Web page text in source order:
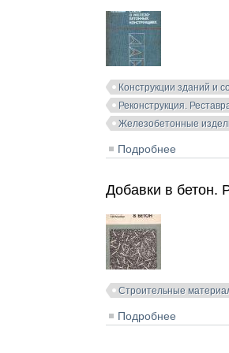
Конструкции зданий и
Реконструкция.
Железобетонные
Подробнее
Добавки в бетон.
Строительные
Подробнее